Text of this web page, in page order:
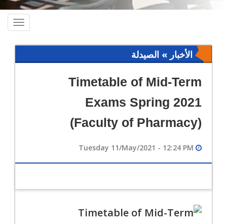
الأخبار » الصيدلة
Timetable of Mid-Term
Exams Spring 2021
(Faculty of Pharmacy)